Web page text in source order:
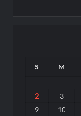
S M
2 3
9
10